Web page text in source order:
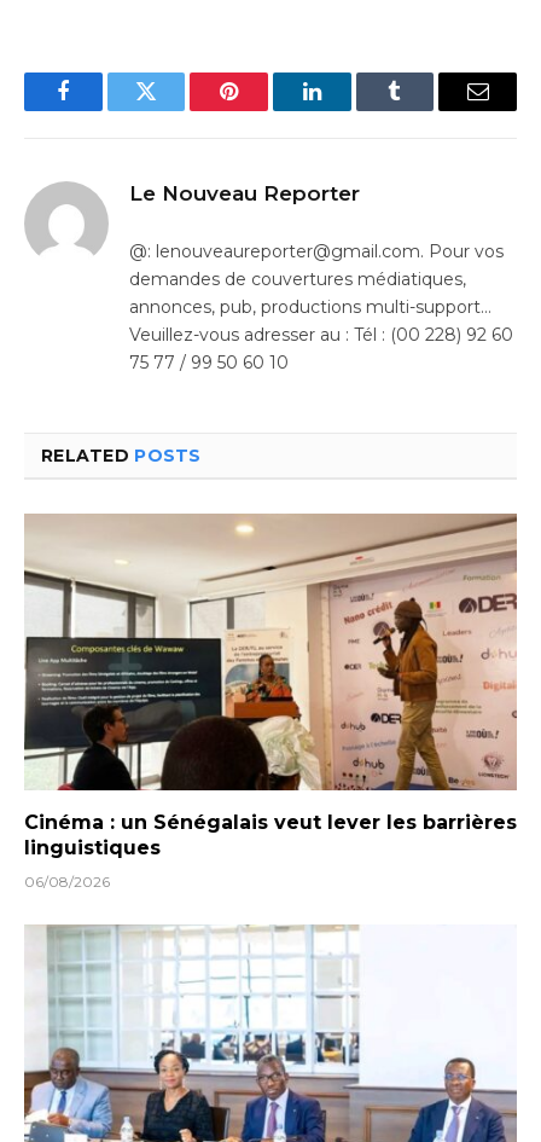
FacebookTwitter Pinterest LinkedInTumblr Email
Le Nouveau Reporter
@: lenouveaureporter@gmail.com. Pour vos
demandes de couvertures médiatiques,
annonces, pub, productions multi-support…
Veuillez-vous adresser au : Tél : (00 228) 92 60
75 77 / 99 50 60 10
RELATED POSTS
Cinéma : un Sénégalais veut lever les barrières
linguistiques
06/08/2026